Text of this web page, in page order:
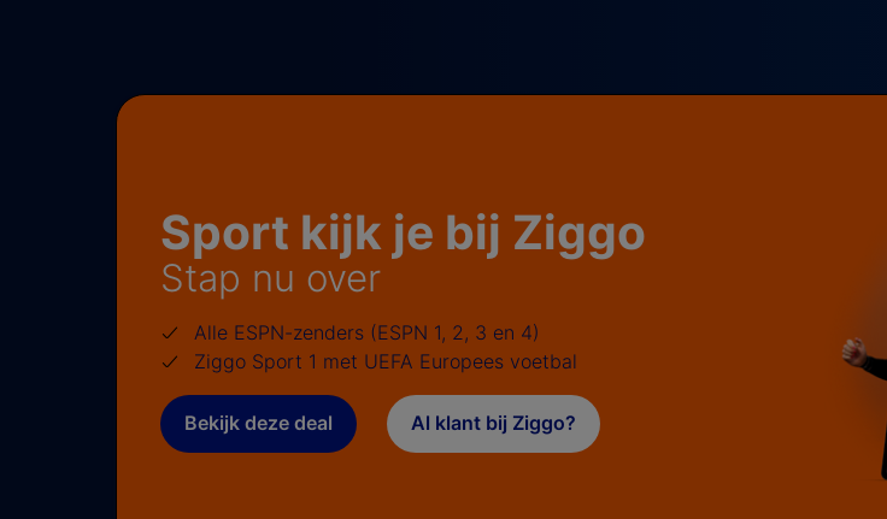
Sport kijk je bij Ziggo
Stap nu over
Alle ESPN-zenders (ESPN 1, 2, 3 en 4)
Ziggo Sport 1 met UEFA Europees voetbal
Bekijk deze deal Al klant bij Ziggo?